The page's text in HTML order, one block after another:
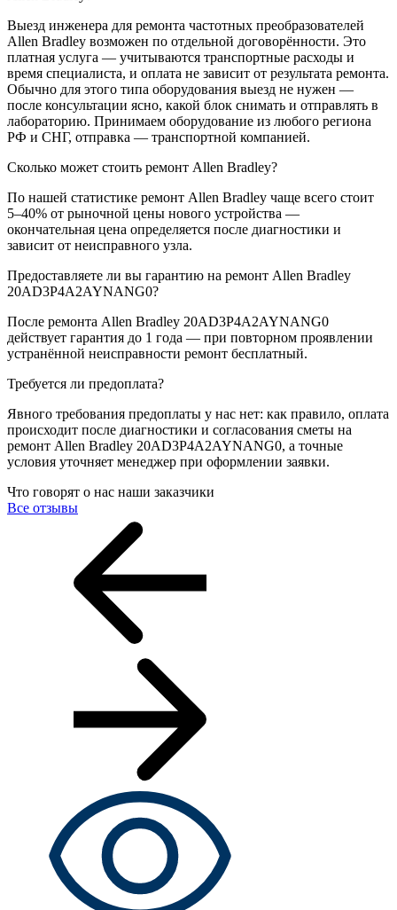
Выезд инженера для ремонта частотных преобразователей
Allen Bradley возможен по отдельной договорённости. Это
платная услуга — учитываются транспортные расходы и
время специалиста, и оплата не зависит от результата ремонта.
Обычно для этого типа оборудования выезд не нужен —
после консультации ясно, какой блок снимать и отправлять в
лабораторию. Принимаем оборудование из любого региона
РФ и СНГ, отправка — транспортной компанией.
Сколько может стоить ремонт Allen Bradley?
По нашей статистике ремонт Allen Bradley чаще всего стоит
5–40% от рыночной цены нового устройства —
окончательная цена определяется после диагностики и
зависит от неисправного узла.
Предоставляете ли вы гарантию на ремонт Allen Bradley
20AD3P4A2AYNANG0?
После ремонта Allen Bradley 20AD3P4A2AYNANG0
действует гарантия до 1 года — при повторном проявлении
устранённой неисправности ремонт бесплатный.
Требуется ли предоплата?
Явного требования предоплаты у нас нет: как правило, оплата
происходит после диагностики и согласования сметы на
ремонт Allen Bradley 20AD3P4A2AYNANG0, а точные
условия уточняет менеджер при оформлении заявки.
Что говорят о нас наши заказчики
Все отзывы